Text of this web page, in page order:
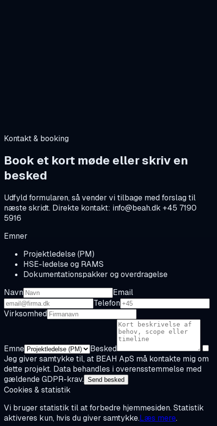
Kontakt & booking
Book et kort møde eller skriv en
besked
Udfyld formularen, så vender vi tilbage med forslag til
næste skridt. Direkte kontakt: info@beah.dk +45 7190
5916
Emner
Projektledelse (PM)
HSE-ledelse og RAMS
Dokumentationspakker og overdragelse
Navn
Email
Telefon
Virksomhed
Emne
Besked
Jeg giver samtykke til, at BEAH ApS må kontakte mig om
dette projekt. Data behandles i overensstemmelse med
gældende GDPR-krav. Send besked
Cookies & statistik
Vi bruger statistik til at forbedre hjemmesiden. Statistik
aktiveres kun, hvis du giver samtykke.Læs mere.